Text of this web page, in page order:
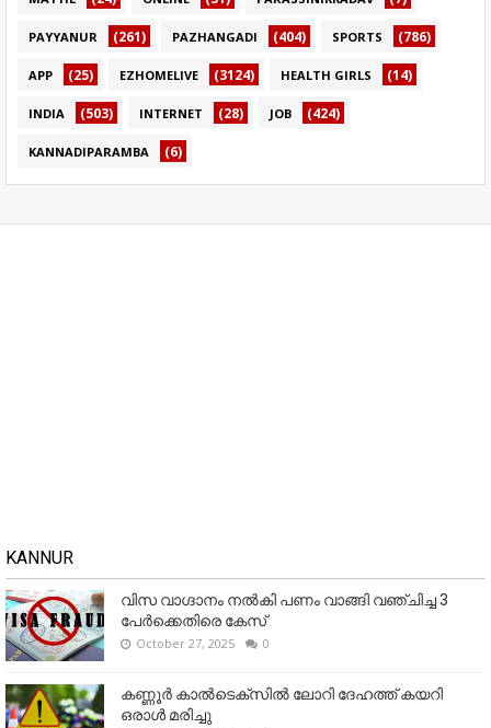
PAYYANUR (261) PAZHANGADI (404) SPORTS (786)
APP (25) EZHOMELIVE (3124) HEALTH GIRLS (14)
INDIA (503) INTERNET (28) JOB (424)
KANNADIPARAMBA (6)
KANNUR
വിസ വാഗ്ദാനം നൽകി പണം വാങ്ങി വഞ്ചിച്ച 3
പേർക്കെതിരെ കേസ്
October 27, 2025 0
കണ്ണൂര്‍ കാല്‍ടെക്‌സില്‍ ലോറി ദേഹത്ത് കയറി
ഒരാള്‍ മരിച്ചു